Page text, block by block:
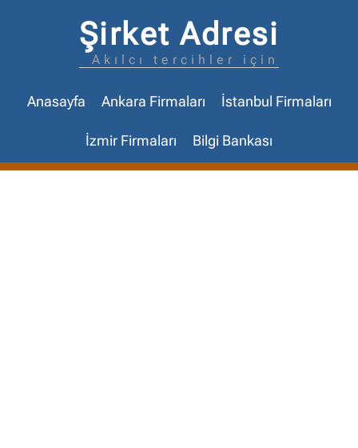
Şirket Adresi
Akılcı tercihler için
Anasayfa Ankara Firmaları İstanbul Firmaları
İzmir Firmaları Bilgi Bankası